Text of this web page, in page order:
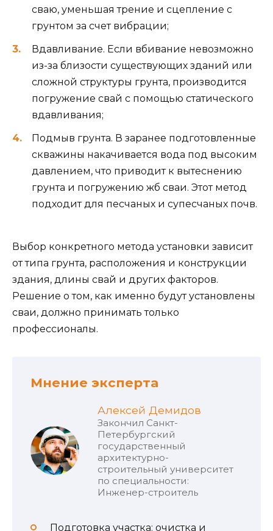
сваю, уменьшая трение и сцепление с
грунтом за счет вибрации;
Вдавливание. Если вбивание невозможно
из-за близости существующих зданий или
сложной структуры грунта, производится
погружение свай с помощью статического
вдавливания;
Подмыв грунта. В заранее подготовленные
скважины накачивается вода под высоким
давлением, что приводит к вытеснению
грунта и погружению жб сваи. Этот метод
подходит для песчаных и супесчаных почв.
Выбор конкретного метода установки зависит
от типа грунта, расположения и конструкции
здания, длины свай и других факторов.
Решение о том, как именно будут установлены
сваи, должно принимать только
профессионалы.
Мнение эксперта
Алексей Демидов
Закончил Санкт-
Петербургский
государственный
архитектурно-
строительный университет
по специальности:
Инженер-строитель
Подготовка участка: очистка и